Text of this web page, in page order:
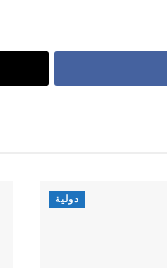
دولية